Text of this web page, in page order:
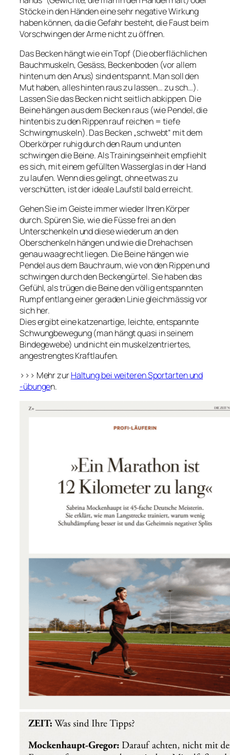
Stöcke in den Händen eine sehr negative Wirkung
haben können, da die Gefahr besteht, die Faust beim
Vorschwingen der Arme nicht zu öffnen.
Das Becken hängt wie ein Topf (Die oberflächlichen
Bauchmuskeln, Gesäss, Beckenboden (vor allem
hinten um den Anus) sind entspannt. Man soll den
Mut haben, alles hinten raus zu lassen… zu sch…).
Lassen Sie das Becken nicht seitlich abkippen. Die
Beine hängen aus dem Becken raus (wie Pendel, die
hinten bis zu den Rippen rauf reichen = tiefe
Schwingmuskeln). Das Becken „schwebt“ mit dem
Oberkörper ruhig durch den Raum und unten
schwingen die Beine. Als Trainingseinheit empfiehlt
es sich, mit einem gefüllten Wasserglas in der Hand
zu laufen. Wenn dies gelingt, ohne etwas zu
verschütten, ist der ideale Laufstil bald erreicht.
Gehen Sie im Geiste immer wieder Ihren Körper
durch. Spüren Sie, wie die Füsse frei an den
Unterschenkeln und diese wiederum an den
Oberschenkeln hängen und wie die Drehachsen
genau waagrecht liegen. Die Beine hängen wie
Pendel aus dem Bauchraum, wie von den Rippen und
schwingen durch den Beckengürtel. Sie haben das
Gefühl, als trügen die Beine den völlig entspannten
Rumpf entlang einer geraden Linie gleichmässig vor
sich her.
Dies ergibt eine katzenartige, leichte, entspannte
Schwungbewegung (man hängt quasi in seinem
Bindegewebe) und nicht ein muskelzentriertes,
angestrengtes Kraftlaufen.
>>> Mehr zurHaltung bei weiteren Sportarten und
-übungen.